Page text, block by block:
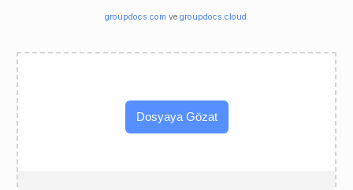
groupdocs.com ve groupdocs.cloud .
Dosyaya Gözat